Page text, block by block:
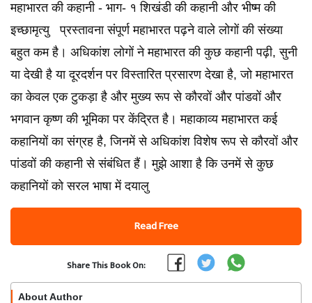
महाभारत की कहानी - भाग- १ शिखंडी की कहानी और भीष्म की
इच्छामृत्यु प्रस्तावना संपूर्ण महाभारत पढ़ने वाले लोगों की संख्या
बहुत कम है। अधिकांश लोगों ने महाभारत की कुछ कहानी पढ़ी, सुनी
या देखी है या दूरदर्शन पर विस्तारित प्रसारण देखा है, जो महाभारत
का केवल एक टुकड़ा है और मुख्य रूप से कौरवों और पांडवों और
भगवान कृष्ण की भूमिका पर केंद्रित है। महाकाव्य महाभारत कई
कहानियों का संग्रह है, जिनमें से अधिकांश विशेष रूप से कौरवों और
पांडवों की कहानी से संबंधित हैं। मुझे आशा है कि उनमें से कुछ
कहानियों को सरल भाषा में दयालु
Read Free
Share This Book On:
About Author